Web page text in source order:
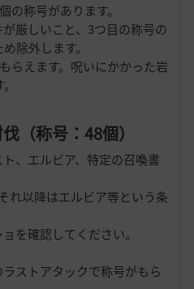
の称号があります。
厳しいこと、3つ目の称号の
除外します。
らえます。呪いにかかった岩
（称号：48個）
、エルビア、特定の召喚書
れ以降はエルビア等という条
を確認してください。
ストアタックで称号がもら